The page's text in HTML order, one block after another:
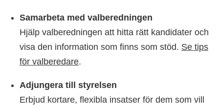
Samarbeta med valberedningen
Hjälp valberedningen att hitta rätt kandidater och
visa den information som finns som stöd. Se tips
för valberedare.
Adjungera till styrelsen
Erbjud kortare, flexibla insatser för dem som vill